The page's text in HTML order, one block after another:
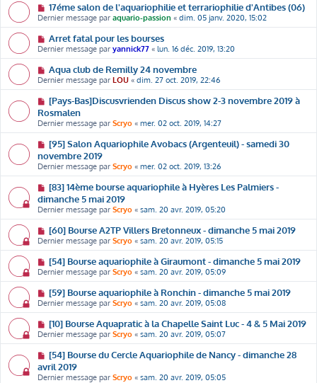
17éme salon de l'aquariophilie et terrariophilie d'Antibes (06)
Dernier message par aquario-passion « dim. 05 janv. 2020, 15:02
Arret fatal pour les bourses
Dernier message par yannick77 « lun. 16 déc. 2019, 13:20
Aqua club de Remilly 24 novembre
Dernier message par LOU « dim. 27 oct. 2019, 22:46
[Pays-Bas]Discusvrienden Discus show 2-3 novembre 2019 à
Rosmalen
Dernier message par Scryo « mer. 02 oct. 2019, 14:27
[95] Salon Aquariophile Avobacs (Argenteuil) - samedi 30
novembre 2019
Dernier message par Scryo « mer. 02 oct. 2019, 13:26
[83] 14ème bourse aquariophile à Hyères Les Palmiers -
dimanche 5 mai 2019
Dernier message par Scryo « sam. 20 avr. 2019, 05:20
[60] Bourse A2TP Villers Bretonneux - dimanche 5 mai 2019
Dernier message par Scryo « sam. 20 avr. 2019, 05:15
[54] Bourse aquariophile à Giraumont - dimanche 5 mai 2019
Dernier message par Scryo « sam. 20 avr. 2019, 05:09
[59] Bourse aquariophile à Ronchin - dimanche 5 mai 2019
Dernier message par Scryo « sam. 20 avr. 2019, 05:08
[10] Bourse Aquapratic à la Chapelle Saint Luc - 4 & 5 Mai 2019
Dernier message par Scryo « sam. 20 avr. 2019, 05:07
[54] Bourse du Cercle Aquariophile de Nancy - dimanche 28
avril 2019
Dernier message par Scryo « sam. 20 avr. 2019, 05:05